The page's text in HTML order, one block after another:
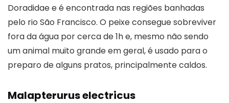
Doradidae e é encontrada nas regiões banhadas
pelo rio São Francisco. O peixe consegue sobreviver
fora da água por cerca de 1h e, mesmo não sendo
um animal muito grande em geral, é usado para o
preparo de alguns pratos, principalmente caldos.
Malapterurus electricus